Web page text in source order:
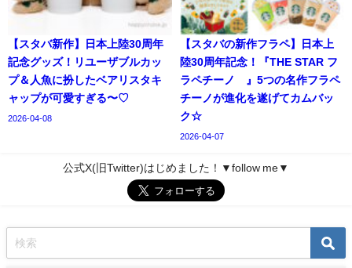
【スタバ新作】日本上陸30周年
記念グッズ！リユーザブルカッ
プ＆人魚に扮したベアリスタキ
ャップが可愛すぎる〜♡
2026-04-08
【スタバの新作フラペ】日本上
陸30周年記念！『THE STAR フ
ラペチーノ®』5つの名作フラペ
チーノが進化を遂げてカムバッ
ク☆
2026-04-07
公式X(旧Twitter)はじめました！▼follow me▼